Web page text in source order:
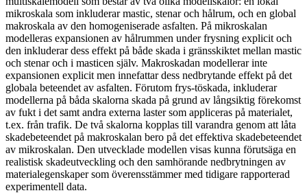
mikroskala som inkluderar mastic, stenar och hålrum, och en global
makroskala av den homogeniserade asfalten. På mikroskalan
modelleras expansionen av hålrummen under frysning explicit och
den inkluderar dess effekt på både skada i gränsskiktet mellan mastic
och stenar och i masticen själv. Makroskadan modellerar inte
expansionen explicit men innefattar dess nedbrytande effekt på det
globala beteendet av asfalten. Förutom frys-töskada, inkluderar
modellerna på båda skalorna skada på grund av långsiktig förekomst
av fukt i det samt andra externa laster som appliceras på materialet,
t.ex. från trafik. De två skalorna kopplas till varandra genom att låta
skadebeteendet på makroskalan bero på det effektiva skadebeteendet
av mikroskalan. Den utvecklade modellen visas kunna förutsäga en
realistisk skadeutveckling och den samhörande nedbrytningen av
materialegenskaper som överensstämmer med tidigare rapporterad
experimentell data.